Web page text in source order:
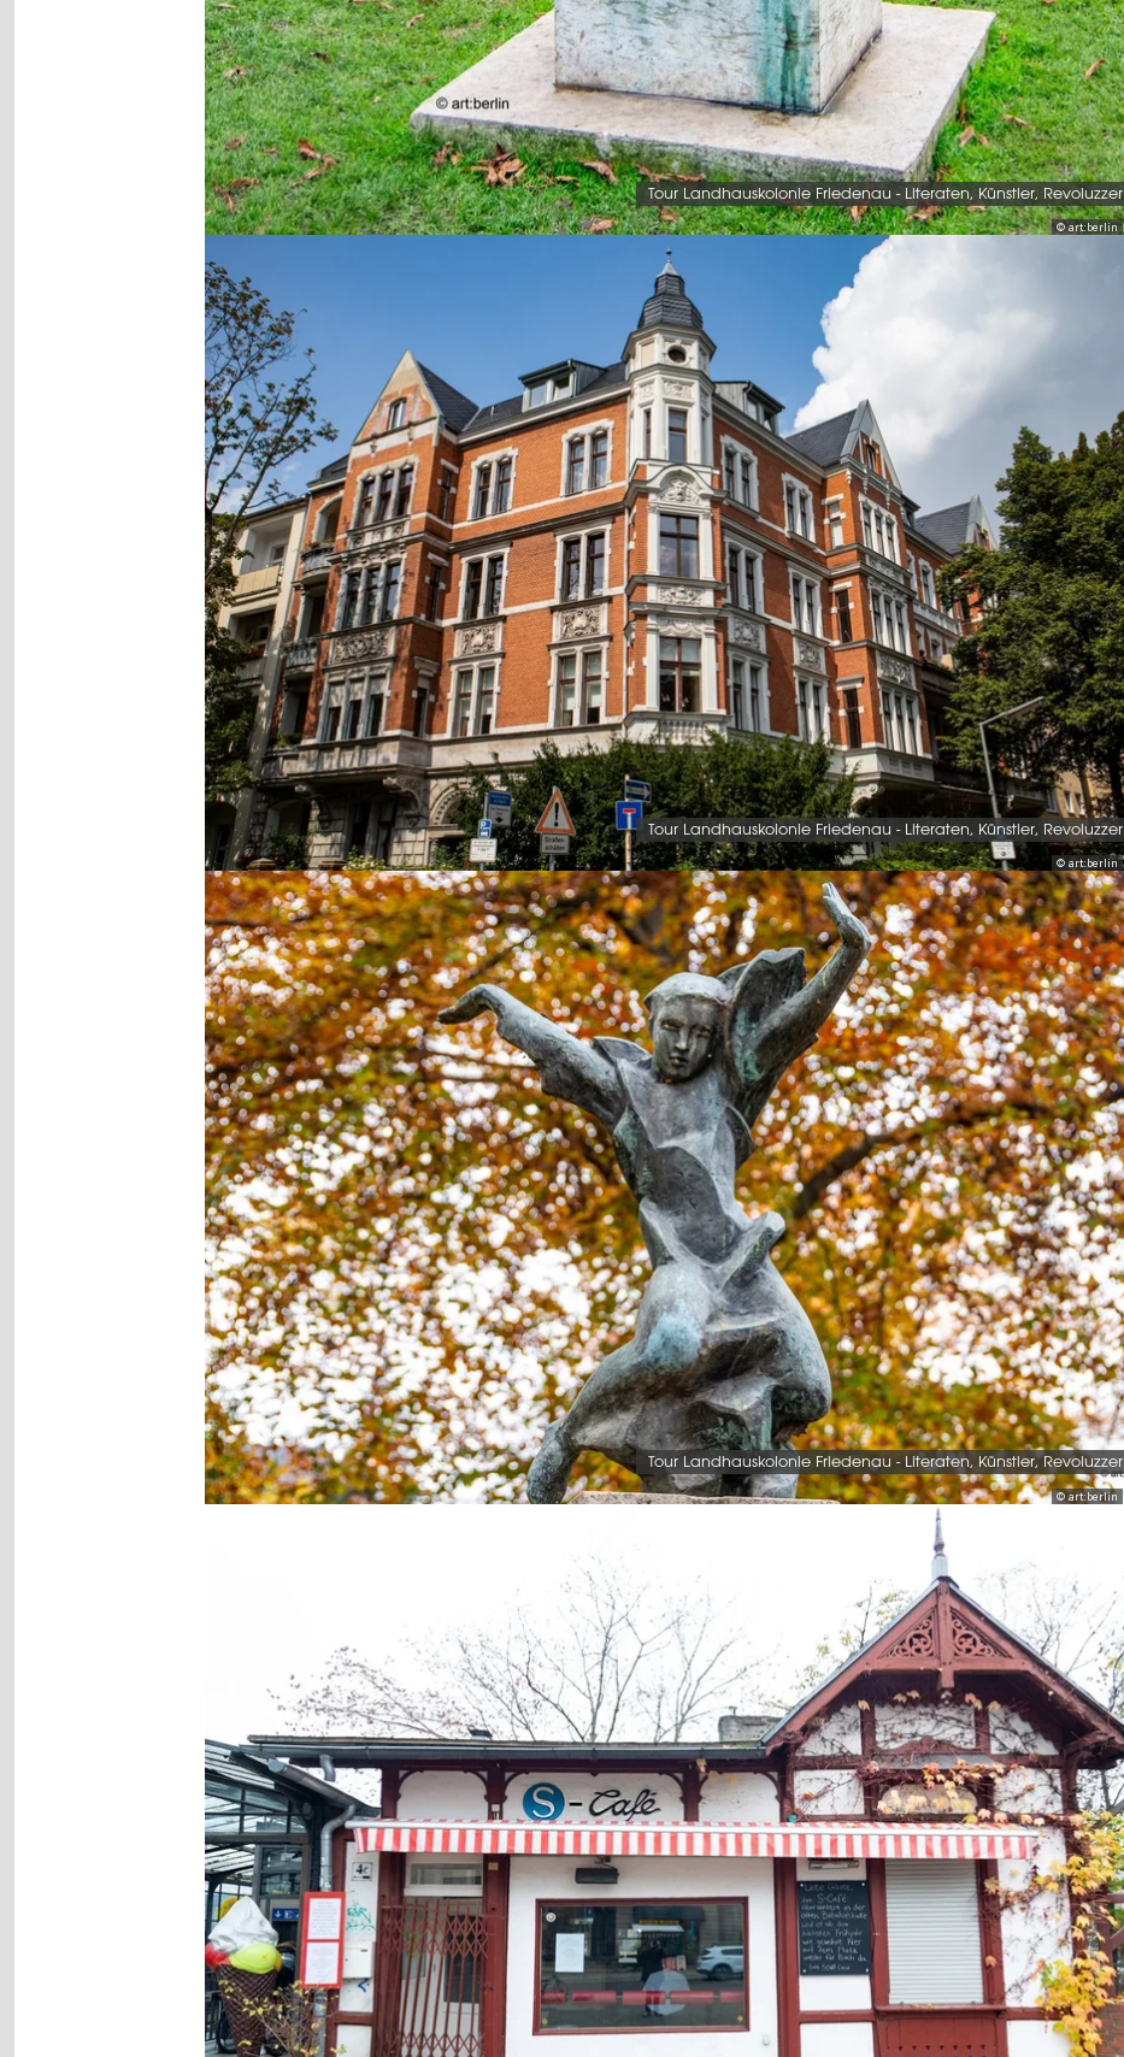
© art:berlin
Tour Landhauskolonie Friedenau - Literaten, Künstler, Revoluzzer
© art:berlin
Tour Landhauskolonie Friedenau - Literaten, Künstler, Revoluzzer
© art:berlin
Tour Landhauskolonie Friedenau - Literaten, Künstler, Revoluzzer